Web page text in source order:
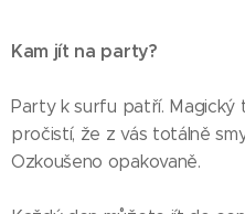
Kam jít na party?
Party k surfu patří. Magický
pročistí, že z vás totálně
Ozkoušeno opakovaně.